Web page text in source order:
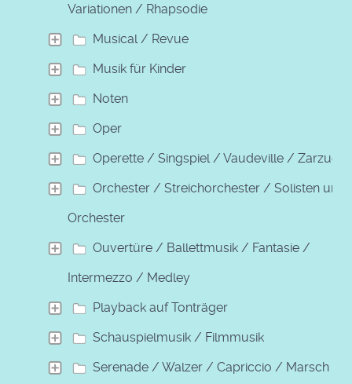
Variationen / Rhapsodie
Musical / Revue
Musik für Kinder
Noten
Oper
Operette / Singspiel / Vaudeville / Zarzuela
Orchester / Streichorchester / Solisten und
Orchester
Ouvertüre / Ballettmusik / Fantasie /
Intermezzo / Medley
Playback auf Tonträger
Schauspielmusik / Filmmusik
Serenade / Walzer / Capriccio / Marsch /